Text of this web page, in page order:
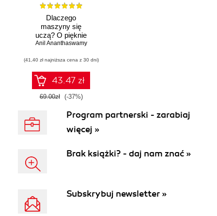
Dlaczego
maszyny się
uczą? O pięknie
matematyki i
współczesnej
sztucznej
inteligencji
Anil Ananthaswamy
(41,40 zł najniższa cena z 30 dni)
43.47 zł
69.00zł (-37%)
Program partnerski - zarabiaj
więcej »
Brak książki? - daj nam znać »
Subskrybuj newsletter »